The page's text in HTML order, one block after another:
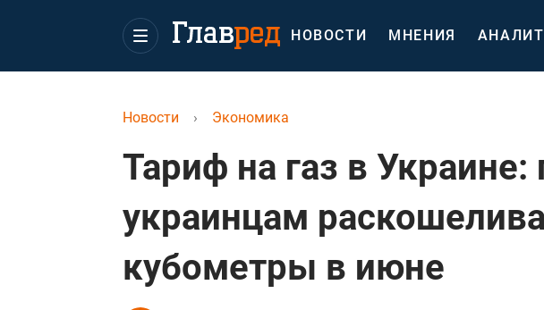
НОВОСТИ МНЕНИЯ
Новости › Экономика
Тариф на газ в Украине:
украинцам
кубометры в июне